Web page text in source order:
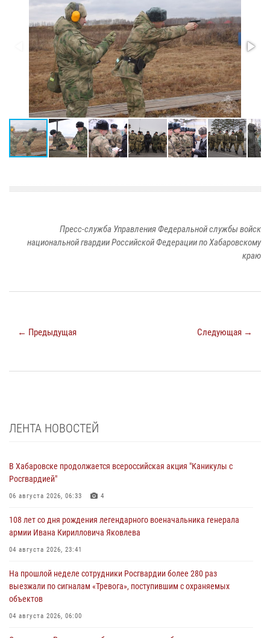
Пресс-служба Управления Федеральной службы войск
национальной гвардии Российской Федерации по Хабаровскому
краю
← Предыдущая Следующая →
ЛЕНТА НОВОСТЕЙ
В Хабаровске продолжается всероссийская акция "Каникулы с
Росгвардией"
06 августа 2026, 06:33 4
108 лет со дня рождения легендарного военачальника генерала
армии Ивана Кирилловича Яковлева
04 августа 2026, 23:41
На прошлой неделе сотрудники Росгвардии более 280 раз
выезжали по сигналам «Тревога», поступившим с охраняемых
объектов
04 августа 2026, 06:00